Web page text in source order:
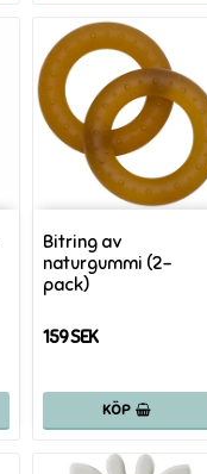
Bitring av
naturgummi (2-
pack)
159 SEK
KÖP